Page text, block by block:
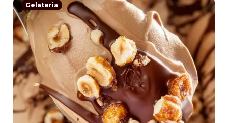
Gelateria